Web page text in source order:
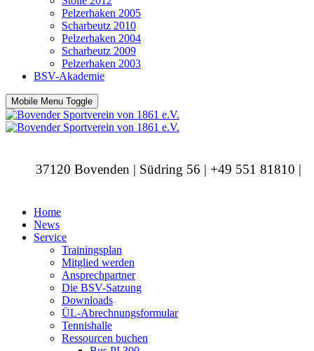
Pelzerhaken 2005
Scharbeutz 2010
Pelzerhaken 2004
Scharbeutz 2009
Pelzerhaken 2003
BSV-Akademie
Mobile Menu Toggle
37120 Bovenden | Südring 56 | +49 551 81810 |
Home
News
Service
Trainingsplan
Mitglied werden
Ansprechpartner
Die BSV-Satzung
Downloads
ÜL-Abrechnungsformular
Tennishalle
Ressourcen buchen